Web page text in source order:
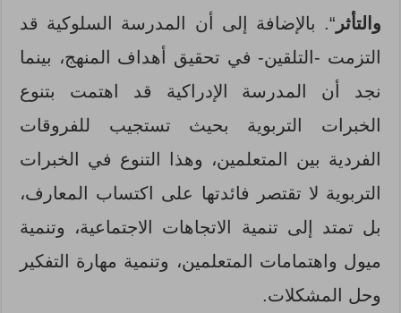
والتأثر “. بالإضافة إلى أن المدرسة السلوكية قد
التزمت -التلقين- في تحقيق أهداف المنهج، بينما
نجد أن المدرسة الإدراكية قد اهتمت بتنوع
الخبرات التربوية بحيث تستجيب للفروقات
الفردية بين المتعلمين، وهذا التنوع في الخبرات
التربوية لا تقتصر فائدتها على اكتساب المعارف،
بل تمتد إلى تنمية الاتجاهات الاجتماعية، وتنمية
ميول واهتمامات المتعلمين، وتنمية مهارة التفكير
وحل المشكلات.